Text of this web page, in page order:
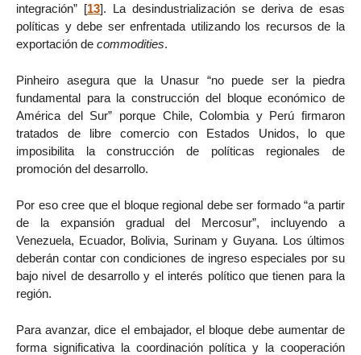
integración” [13]. La desindustrialización se deriva de esas
políticas y debe ser enfrentada utilizando los recursos de la
exportación de commodities.
Pinheiro asegura que la Unasur “no puede ser la piedra
fundamental para la construcción del bloque económico de
América del Sur” porque Chile, Colombia y Perú firmaron
tratados de libre comercio con Estados Unidos, lo que
imposibilita la construcción de políticas regionales de
promoción del desarrollo.
Por eso cree que el bloque regional debe ser formado “a partir
de la expansión gradual del Mercosur”, incluyendo a
Venezuela, Ecuador, Bolivia, Surinam y Guyana. Los últimos
deberán contar con condiciones de ingreso especiales por su
bajo nivel de desarrollo y el interés político que tienen para la
región.
Para avanzar, dice el embajador, el bloque debe aumentar de
forma significativa la coordinación política y la cooperación